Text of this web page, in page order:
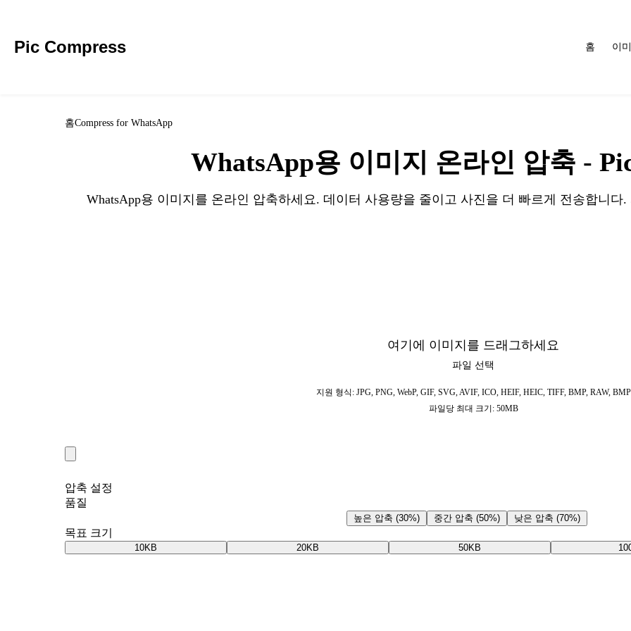
Pic Compress 홈 이
홈Compress for WhatsApp
WhatsApp용 이미지 온라인 압축 -
WhatsApp용 이미지를 온라인 압축하세요. 데이터 사용량을 줄이고 사진을 더 빠르게 전송합니
여기에 이미지를 드래그하세요
파일 선택
지원 형식: JPG, PNG, WebP, GIF, SVG, AVIF, ICO, HEIF, HEIC, TIFF, BMP, RAW, BMP
파일당 최대 크기: 50MB
압축 설정
품질
높은 압축 (30%) 중간 압축 (50%) 낮은 압축 (70%)
목표 크기
10KB 20KB 50KB